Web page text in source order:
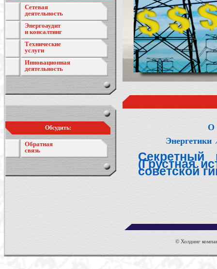
Сетевая
деятельность
Энергоаудит
и консалтинг
Технические
услуги
Инновационная
деятельность
Обсудить:
Обратная
связь
О
Энергетики
Секретный
(Грустная
советской
© Холдинг